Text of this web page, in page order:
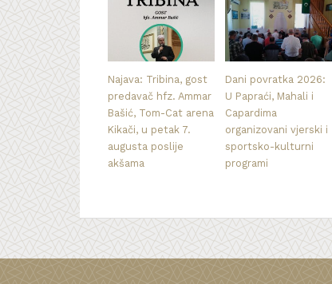
Najava: Tribina, gost
predavač hfz. Ammar
Bašić, Tom-Cat arena
Kikači, u petak 7.
augusta poslije
akšama
Dani povratka 2026:
U Papraći, Mahali i
Capardima
organizovani vjerski i
sportsko-kulturni
programi